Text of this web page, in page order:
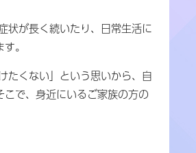
状が長く続いたり、日常生活に
。
たくない」という思いから、自
で、身近にいるご家族の方の